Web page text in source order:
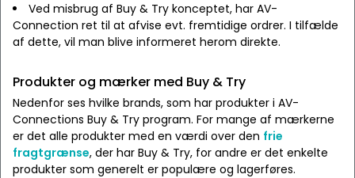
Ved misbrug af Buy & Try konceptet, har AV-
Connection ret til at afvise evt. fremtidige ordrer. I tilfælde
af dette, vil man blive informeret herom direkte.
Produkter og mærker med Buy & Try
Nedenfor ses hvilke brands, som har produkter i AV-
Connections Buy & Try program. For mange af mærkerne
er det alle produkter med en værdi over den frie
fragtgrænse, der har Buy & Try, for andre er det enkelte
produkter som generelt er populære og lagerføres.